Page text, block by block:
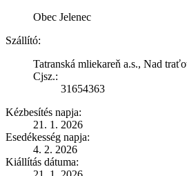
Obec Jelenec
Szállító:
Tatranská mliekareň a.s., Nad
Cjsz.:
31654363
Kézbesítés napja:
21. 1. 2026
Esedékesség napja:
4. 2. 2026
Kiállítás dátuma: